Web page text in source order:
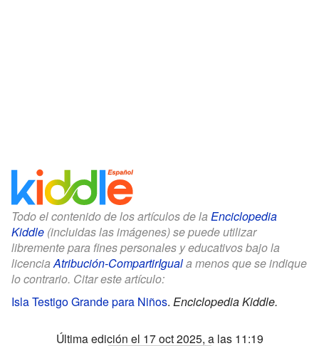
Todo el contenido de los artículos de la Enciclopedia
Kiddle (incluidas las imágenes) se puede utilizar
libremente para fines personales y educativos bajo la
licenciaAtribución-CompartirIguala menos que se indique
lo contrario. Citar este artículo:
Isla Testigo Grande para Niños. Enciclopedia Kiddle.
Última edición el 17 oct 2025, a las 11:19